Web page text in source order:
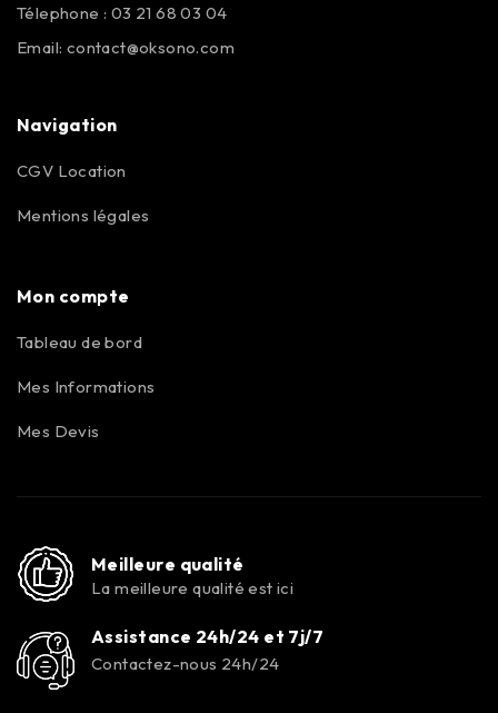
Télephone : 03 21 68 03 04
Email: contact@oksono.com
Navigation
CGV Location
Mentions légales
Mon compte
Tableau de bord
Mes Informations
Mes Devis
Meilleure qualité
La meilleure qualité est ici
Assistance 24h/24 et 7j/7
Contactez-nous 24h/24